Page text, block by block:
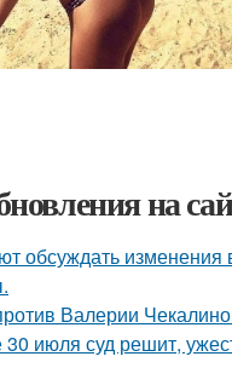
на
обсуждать изменения
Валерии
июля суд решит,